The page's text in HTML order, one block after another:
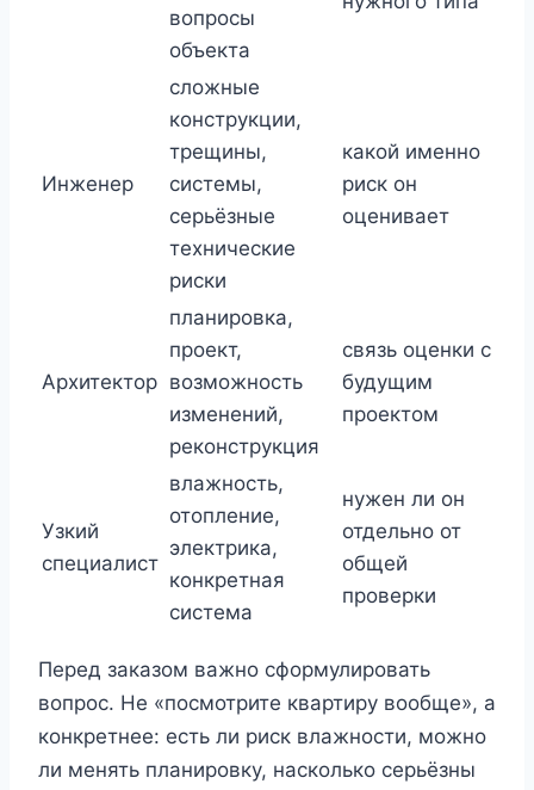
вопросы
объекта
Инженер
сложные
конструкции,
трещины,
системы,
серьёзные
технические
риски
какой именно
риск он
оценивает
Архитектор
планировка,
проект,
возможность
изменений,
реконструкция
связь оценки с
будущим
проектом
Узкий
специалист
влажность,
отопление,
электрика,
конкретная
система
нужен ли он
отдельно от
общей
проверки
Перед заказом важно сформулировать
вопрос. Не «посмотрите квартиру вообще», а
конкретнее: есть ли риск влажности, можно
ли менять планировку, насколько серьёзны